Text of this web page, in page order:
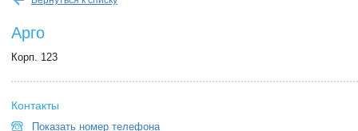
Арго
Корп. 123
Контакты
Показать номер телефона